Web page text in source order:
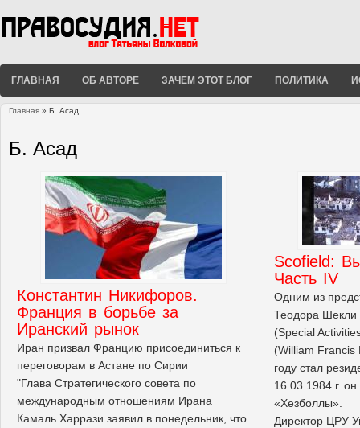
ГЛАВНАЯ ОБ АВТОРЕ ЗАЧЕМ ЭТОТ БЛОГ ПОЛИТИКА
Главная » Б. Асад
Б. Асад
Константин Никифоров.
Франция в борьбе за
Иранский рынок
Иран призвал Францию присоединиться к
переговорам в Астане по Сирии
"Глава Стратегического совета по
международным отношениям Ирана
Камаль Харрази заявил в понедельник, что
Scofield:
Часть IV
Одним из
Теодора
(Special
(William Francis
году стал
16.03.1984 г.
«Хезболлы».
Директор ЦРУ